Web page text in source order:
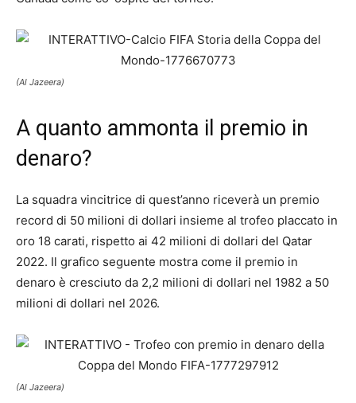
(Al Jazeera)
A quanto ammonta il premio in
denaro?
La squadra vincitrice di quest’anno riceverà un premio
record di 50 milioni di dollari insieme al trofeo placcato in
oro 18 carati, rispetto ai 42 milioni di dollari del Qatar
2022. Il grafico seguente mostra come il premio in
denaro è cresciuto da 2,2 milioni di dollari nel 1982 a 50
milioni di dollari nel 2026.
(Al Jazeera)